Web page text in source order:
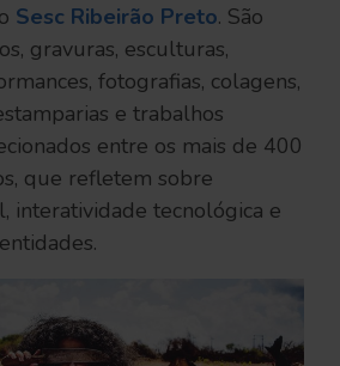
Sesc Ribeirão Preto. São
gravuras, esculturas,
fotografias, colagens,
e trabalhos
entre os mais de 400
que refletem sobre
interatividade tecnológica e